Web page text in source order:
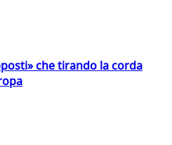
che tirando la corda